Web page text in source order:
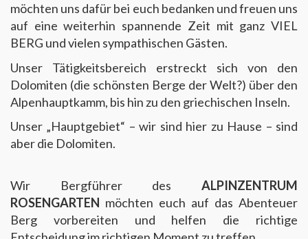
möchten uns dafür bei euch bedanken und freuen uns
auf eine weiterhin spannende Zeit mit ganz VIEL
BERG und vielen sympathischen Gästen.
Unser Tätigkeitsbereich erstreckt sich von den
Dolomiten (die schönsten Berge der Welt?) über den
Alpenhauptkamm, bis hin zu den griechischen Inseln.
Unser „Hauptgebiet“ – wir sind hier zu Hause – sind
aber die Dolomiten.
Wir Bergführer des ALPINZENTRUM
ROSENGARTEN möchten euch auf das Abenteuer
Berg vorbereiten und helfen die richtige